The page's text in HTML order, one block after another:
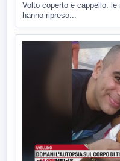
Volto coperto e cappello:
hanno ripreso...